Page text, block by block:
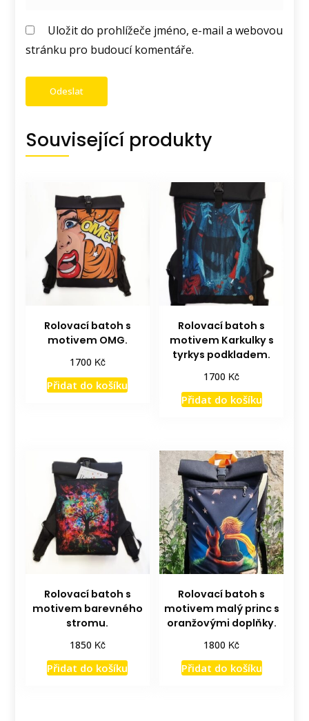
Uložit do prohlížeče jméno, e-mail a webovou
stránku pro budoucí komentáře.
Související produkty
Rolovací batoh s
motivem OMG.
1700 Kč
Přidat do košíku
Rolovací batoh s
motivem Karkulky s
tyrkys podkladem.
1700 Kč
Přidat do košíku
Rolovací batoh s
motivem barevného
stromu.
1850 Kč
Přidat do košíku
Rolovací batoh s
motivem malý princ s
oranžovými doplňky.
1800 Kč
Přidat do košíku